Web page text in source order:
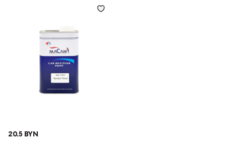
20.5 BYN